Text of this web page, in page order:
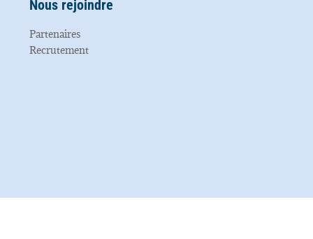
Nous rejoindre
Partenaires
Recrutement